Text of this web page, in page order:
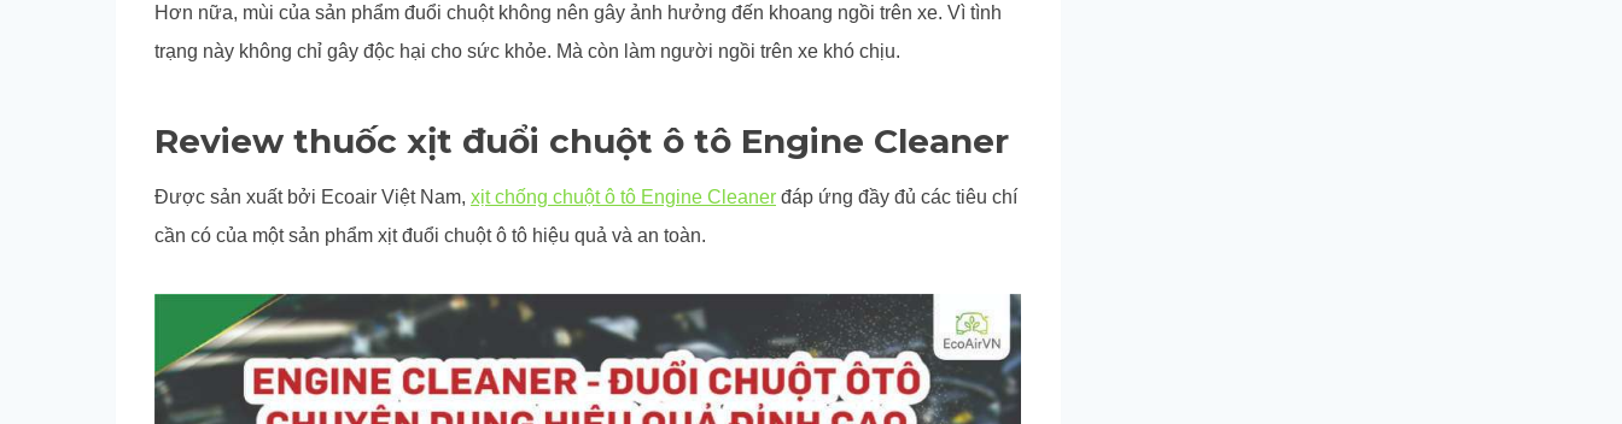
Hơn nữa, mùi của sản phẩm đuổi chuột không nên gây ảnh hưởng đến khoang ngồi trên xe. Vì tình
trạng này không chỉ gây độc hại cho sức khỏe. Mà còn làm người ngồi trên xe khó chịu.
Review thuốc xịt đuổi chuột ô tô Engine Cleaner
Được sản xuất bởi Ecoair Việt Nam, xịt chống chuột ô tô Engine Cleaner đáp ứng đầy đủ các tiêu chí
cần có của một sản phẩm xịt đuổi chuột ô tô hiệu quả và an toàn.